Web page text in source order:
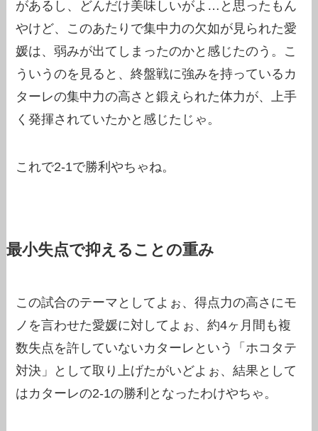
があるし、どんだけ美味しいがよ…と思ったもん
やけど、このあたりで集中力の欠如が見られた愛
媛は、弱みが出てしまったのかと感じたのう。こ
ういうのを見ると、終盤戦に強みを持っているカ
ターレの集中力の高さと鍛えられた体力が、上手
く発揮されていたかと感じたじゃ。
これで2-1で勝利やちゃね。
最小失点で抑えることの重み
この試合のテーマとしてよぉ、得点力の高さにモ
ノを言わせた愛媛に対してよぉ、約4ヶ月間も複
数失点を許していないカターレという「ホコタテ
対決」として取り上げたがいどよぉ、結果として
はカターレの2-1の勝利となったわけやちゃ。